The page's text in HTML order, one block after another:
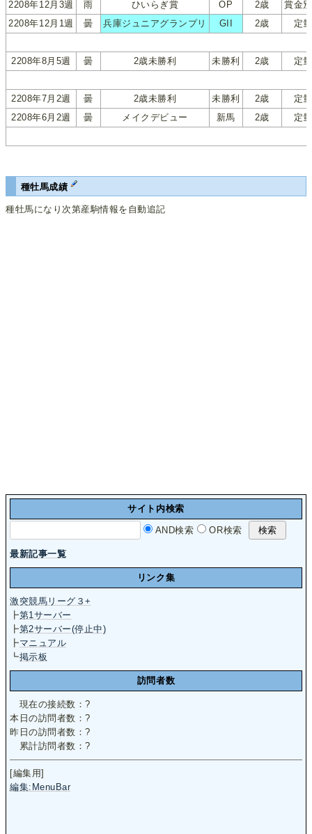
2208年12月3週 雨 ひいらぎ賞 OP 2歳
賞金
2208年12月1週
曇 兵庫ジュニアグランプリ GII 2歳 定
2208年8月5週 曇 2歳未勝利 未勝利 2歳 定
2208年7月2週 曇 2歳未勝利 未勝利 2歳
定
2208年6月2週
曇 メイクデビュー 新馬 2歳 定
種牡馬成績
種牡馬になり次第産駒情報を自動追記
サイト内検索
AND検索 OR検索
最新記事一覧
リンク集
激突競馬リーグ３+
┣第1サーバー
┣第2サーバー(停止中)
┣マニュアル
┗掲示板
訪問者数
現在の接続数：?
本日の訪問者数：?
昨日の訪問者数：?
累計訪問者数：?
[編集用]
編集:MenuBar